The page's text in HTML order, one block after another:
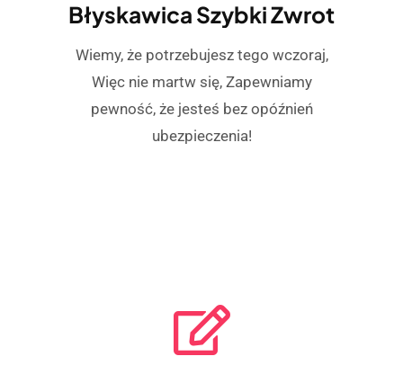
Błyskawica Szybki Zwrot
Wiemy, że potrzebujesz tego wczoraj,
Więc nie martw się, Zapewniamy
pewność, że jesteś bez opóźnień
ubezpieczenia!